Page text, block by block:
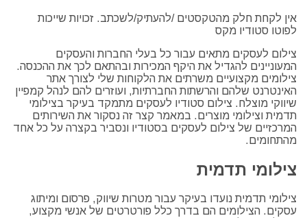
אין לקחת חלק מהטקסטים /להעתיק/לשכתב. זכויות שייכות
לפוטו סטודיו מקס
צילום לעסקים מתאים עבור כל בעלי החברות והעסקים
המעוניינים להגדיל את היקף המכירות ובהתאם לכך את ההכנסה.
צילומים מקצועיים משרתים את הלקוחות שלי לצורך אתר
האינטרנט שלהם והרשתות החברתיות, ועוזרים להם לנהל קמפיין
שיווקי מוצלח. צילום סטודיו לעסקים מתמקד בעיקר בצילומי
תדמית וצילומי מוצרים. במאמר קצר זה נסקור את השירותים
המרכזיים של צילום לעסקים בסטודיו ונסביר בקצרה על כל אחד
מהתחומים.
צילומי תדמית
צילומי תדמית נועדו בעיקר עבור מטרות שיווק, פרסום ומיתוג
עסקים. הצילומים הם בדרך כלל פורטרטים של אנשי מקצוע,